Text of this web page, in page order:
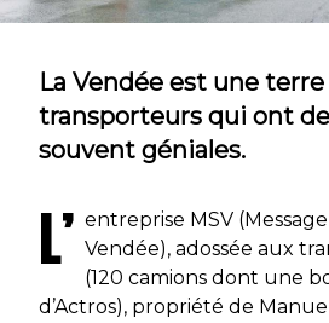
La Vendée est une
transporteurs qui ont
souvent géniales.
L’ entreprise MSV
Vendée), adossée aux
(120 camions dont une
d’Actros), propriété de